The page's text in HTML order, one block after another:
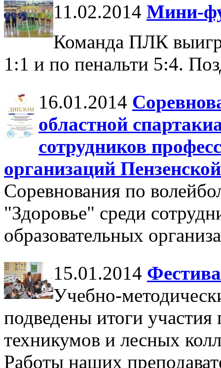
11.02.2014 Мини-
Команда ПЛК
1:1 и по пенальти 5:4.
16.01.2014
областной
сотрудников
организаций
Соревнования по
"Здоровье" среди
образовательных
15.01.2014
Учебно-
подведены итоги участия
техникумов и лесных
Работы наших